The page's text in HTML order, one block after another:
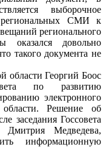
выборочное
региональных СМИ к
регионального
оказался довольно
такого документа не
области Георгий Боос
по развитию
электронного
области. Решение об
заседания Госсовета
Дмитрия Медведева,
информационную